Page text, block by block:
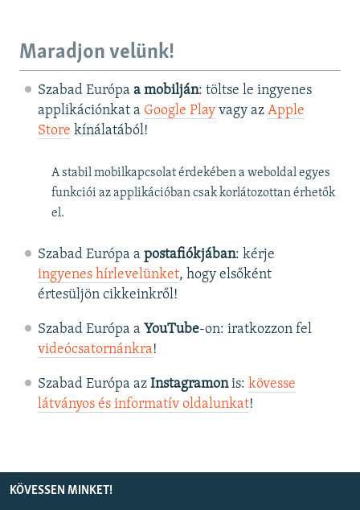
Maradjon velünk!
Szabad Európa a mobilján: töltse le ingyenes
applikációnkat a Google Playvagy az Apple
Store kínálatából!
A stabil mobilkapcsolat érdekében a weboldal egyes
funkciói az applikációban csak korlátozottan érhetők
el.
Szabad Európa a postafiókjában: kérje
ingyenes hírlevelünket, hogy elsőként
értesüljön cikkeinkről!
Szabad Európa a YouTube-on: iratkozzon fel
videócsatornánkra!
Szabad Európa az Instagramonis: kövesse
látványos és informatív oldalunkat! ​
KÖVESSEN MINKET!